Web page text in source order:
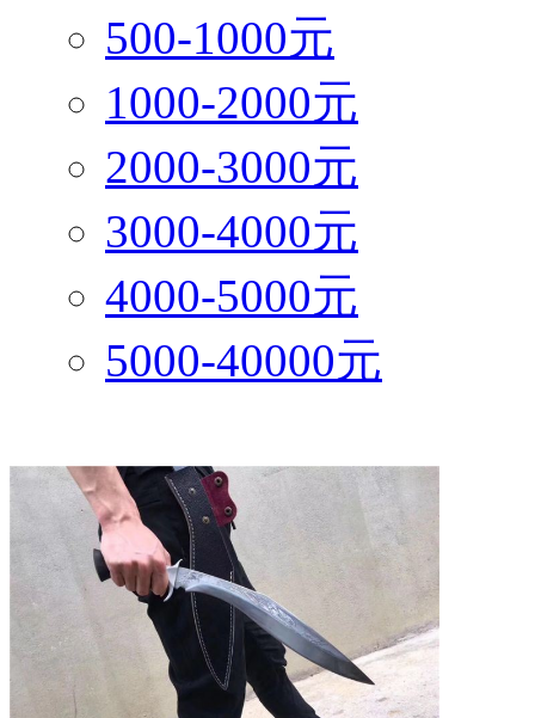
500-1000元
1000-2000元
2000-3000元
3000-4000元
4000-5000元
5000-40000元